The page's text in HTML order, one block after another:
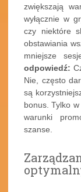
zwiększają
wyłącznie w
czy niektóre
obstawiania
mniejsze
odpowiedź:
Nie, często
są
bonus. Tylko
warunki
szanse.